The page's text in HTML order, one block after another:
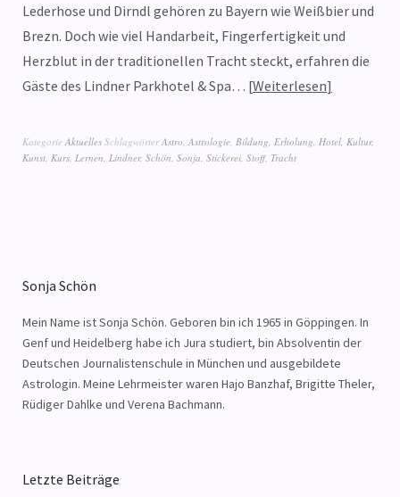
Lederhose und Dirndl gehören zu Bayern wie Weißbier und
Brezn. Doch wie viel Handarbeit, Fingerfertigkeit und
Herzblut in der traditionellen Tracht steckt, erfahren die
Gäste des Lindner Parkhotel & Spa… Weiterlesen
Kategorie Aktuelles SchlagwörterAstro Astrologie Bildung Erholung Hotel Kultur,
Kunst Kurs Lernen Lindner, Schön Sonja Stickerei Stoff, Tracht
Sonja Schön
Mein Name ist Sonja Schön. Geboren bin ich 1965 in Göppingen. In
Genf und Heidelberg habe ich Jura studiert, bin Absolventin der
Deutschen Journalistenschule in München und ausgebildete
Astrologin. Meine Lehrmeister waren Hajo Banzhaf, Brigitte Theler,
Rüdiger Dahlke und Verena Bachmann.
Letzte Beiträge